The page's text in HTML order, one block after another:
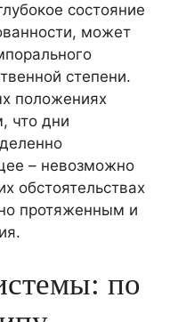
состояние
может
степени.
положениях
что дни
– невозможно
обстоятельствах
протяженным и
по